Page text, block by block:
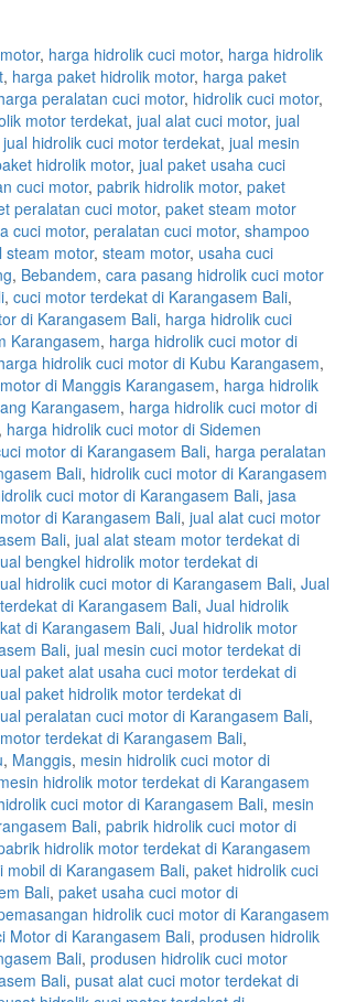
, harga hidrolik cuci motor, harga hidrolik
, harga paket hidrolik motor, harga paket
peralatan cuci motor, hidrolik cuci motor,
motor terdekat, jual alat cuci motor, jual
jual hidrolik cuci motor terdekat, jual mesin
hidrolik motor, jual paket usaha cuci
cuci motor, pabrik hidrolik motor, paket
peralatan cuci motor, paket steam motor
cuci motor, peralatan cuci motor, shampoo
steam motor, steam motor, usaha cuci
, Bebandem, cara pasang hidrolik cuci motor
, cuci motor terdekat di Karangasem Bali,
di Karangasem Bali, harga hidrolik cuci
Karangasem, harga hidrolik cuci motor di
hidrolik cuci motor di Kubu Karangasem,
di Manggis Karangasem, harga hidrolik
Karangasem, harga hidrolik cuci motor di
, harga hidrolik cuci motor di Sidemen
motor di Karangasem Bali, harga peralatan
Bali, hidrolik cuci motor di Karangasem
cuci motor di Karangasem Bali, jasa
di Karangasem Bali, jual alat cuci motor
Bali, jual alat steam motor terdekat di
bengkel hidrolik motor terdekat di
hidrolik cuci motor di Karangasem Bali, Jual
di Karangasem Bali, Jual hidrolik
di Karangasem Bali, Jual hidrolik motor
Bali, jual mesin cuci motor terdekat di
paket alat usaha cuci motor terdekat di
paket hidrolik motor terdekat di
peralatan cuci motor di Karangasem Bali,
terdekat di Karangasem Bali,
, Manggis, mesin hidrolik cuci motor di
hidrolik motor terdekat di Karangasem
cuci motor di Karangasem Bali, mesin
Bali, pabrik hidrolik cuci motor di
hidrolik motor terdekat di Karangasem
mobil di Karangasem Bali, paket hidrolik cuci
Bali, paket usaha cuci motor di
hidrolik cuci motor di Karangasem
Motor di Karangasem Bali, produsen hidrolik
Bali, produsen hidrolik cuci motor
Bali, pusat alat cuci motor terdekat di